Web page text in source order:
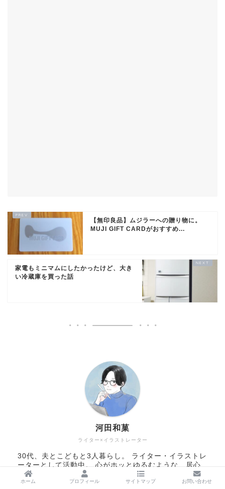
【無印良品】ムジラーへの贈り物に。
MUJI GIFT CARDがおすすめ...
家電もミニマムにしたかったけど、大き
い冷蔵庫を買った話
ライター×イラストレーター
河田和菓
30代、夫とこどもと3人暮らし。 ライター・イラストレ
ーターとして活動中。 心がホッとゆるむような、居心
地のいい暮らしを目指しています。 日々の生活に役立
つことや、ちょっと気分が明るくなることを綴っていま
ホーム プロフィール サイトマップ お問い合わせ